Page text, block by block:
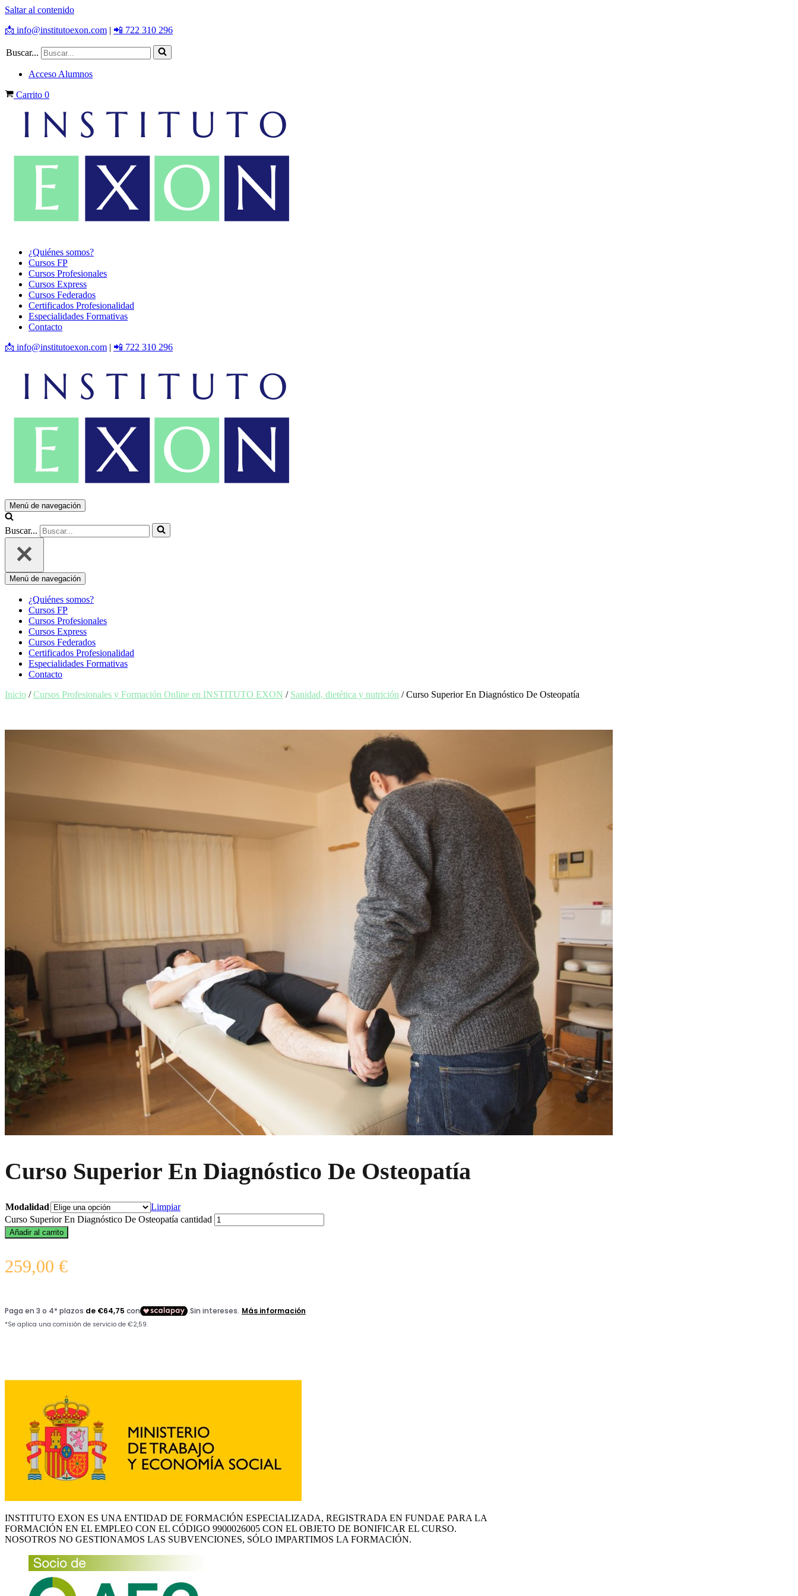
Saltar al contenido
📩 info@institutoexon.com | 📲 722 310 296
Buscar...
Acceso Alumnos
Carrito 0
¿Quiénes somos?
Cursos FP
Cursos Profesionales
Cursos Express
Cursos Federados
Certificados Profesionalidad
Especialidades Formativas
Contacto
📩 info@institutoexon.com | 📲 722 310 296
Menú de navegación
Buscar...
Menú de navegación
¿Quiénes somos?
Cursos FP
Cursos Profesionales
Cursos Express
Cursos Federados
Certificados Profesionalidad
Especialidades Formativas
Contacto
Inicio /Cursos Profesionales y Formación Online en INSTITUTO EXON / Sanidad, dietética y nutrición / Curso Superior En Diagnóstico De Osteopatía
Curso Superior En Diagnóstico De Osteopatía
Modalidad
Limpiar
Curso Superior En Diagnóstico De Osteopatía cantidad
Añadir al carrito
259,00 €
INSTITUTO EXON ES UNA ENTIDAD DE FORMACIÓN ESPECIALIZADA, REGISTRADA EN FUNDAE PARA LA
FORMACIÓN EN EL EMPLEO CON EL CÓDIGO 9900026005 CON EL OBJETO DE BONIFICAR EL CURSO.
NOSOTROS NO GESTIONAMOS LAS SUBVENCIONES, SÓLO IMPARTIMOS LA FORMACIÓN.